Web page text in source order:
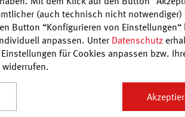
(auch technisch nicht notwendiger)
Button “Konfigurieren von
anpassen. UnterDatenschutz
für Cookies anpassen bzw.